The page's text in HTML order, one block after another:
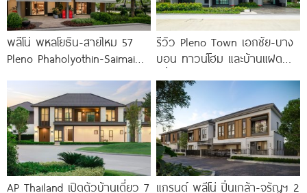
พลีโน่ พหลโยธิน-สายไหม 57
Pleno Phaholyothin-Saimai
ใหม่จาก AP ทำเลใจกลาง
สายไหม ใกล้
รีวิว Pleno Town เอกชัย-บาง
บอน ทาวน์โฮม และบ้านแฝด
Central 2
AP Thailand เปิดตัวบ้านเดี่ยว 7 แกรนด์ พลีโน่ ปิ่นเกล้า-จรัญฯ 2